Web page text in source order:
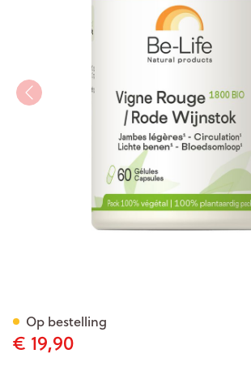
€ 19,90
Op bestelling